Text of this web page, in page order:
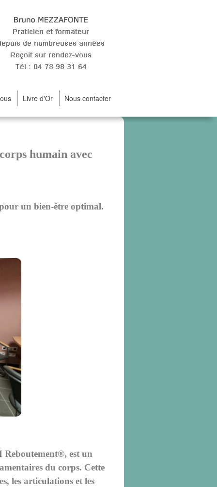
Livre d'Or Nous contacter
humain avec
un bien-être optimal.
Reboutement®, est un
du corps. Cette
les articulations et les